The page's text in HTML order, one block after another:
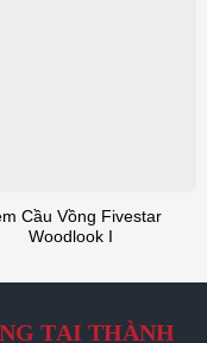
Cầu Vồng Fivestar
Woodlook I
TẠI THÀNH